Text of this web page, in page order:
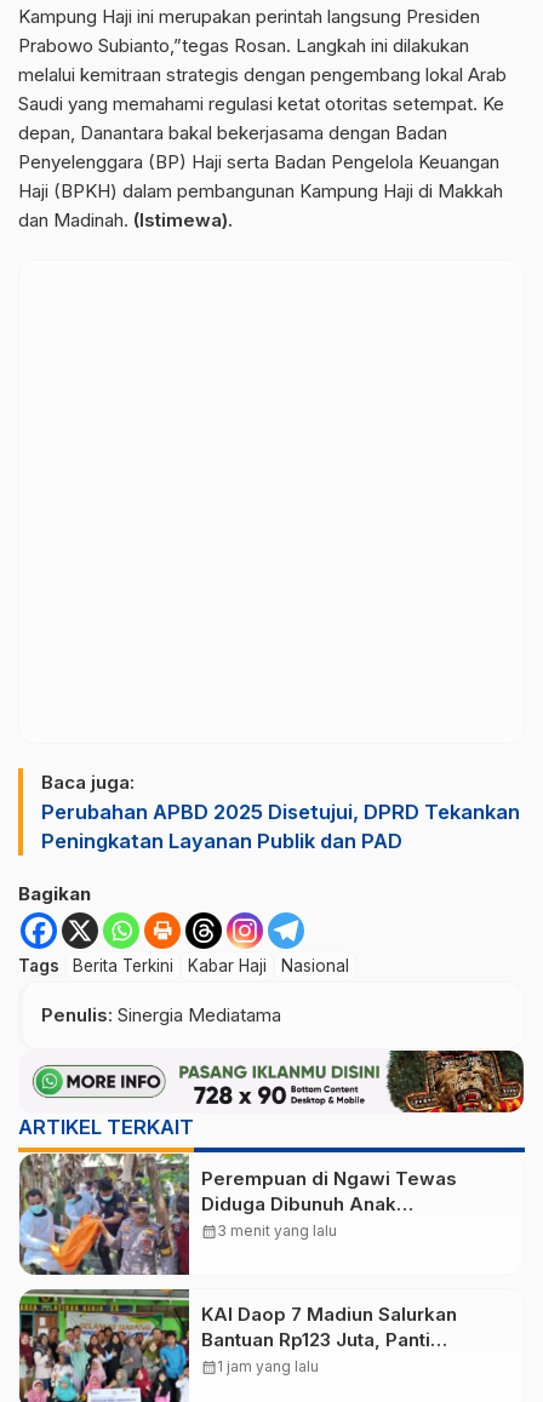
Kampung Haji ini merupakan perintah langsung Presiden
Prabowo Subianto,”tegas Rosan. Langkah ini dilakukan
melalui kemitraan strategis dengan pengembang lokal Arab
Saudi yang memahami regulasi ketat otoritas setempat. Ke
depan, Danantara bakal bekerjasama dengan Badan
Penyelenggara (BP) Haji serta Badan Pengelola Keuangan
Haji (BPKH) dalam pembangunan Kampung Haji di Makkah
dan Madinah. (Istimewa).
Baca juga:
Perubahan APBD 2025 Disetujui, DPRD Tekankan
Peningkatan Layanan Publik dan PAD
Bagikan
Tags Berita Terkini Kabar Haji Nasional
Penulis: Sinergia Mediatama
ARTIKEL TERKAIT
Perempuan di Ngawi Tewas
Diduga Dibunuh Anak
Kandungnya yang mengalami
calendar_month3 menit yang lalu
KAI Daop 7 Madiun Salurkan
Bantuan Rp123 Juta, Panti
Disabilitas hingga Reog Ponorogo
calendar_month1 jam yang lalu